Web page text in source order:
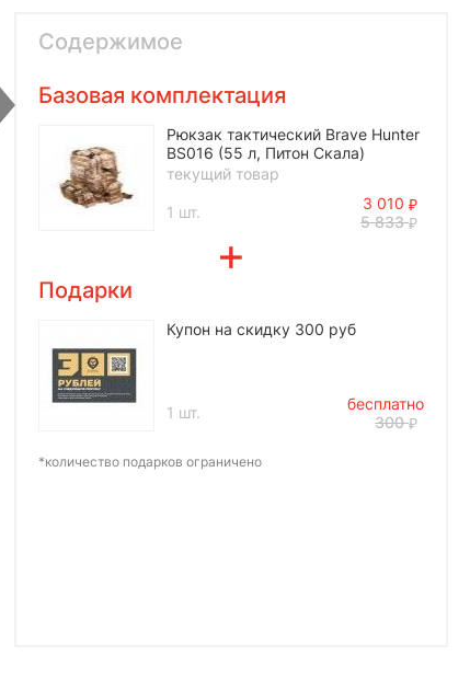
Содержимое
Базовая комплектация
Рюкзак тактический Brave Hunter
BS016 (55 л, Питон Скала)
текущий товар
1 шт.
3 010
5 833
Подарки
Купон на скидку 300 руб
1 шт.
бесплатно
300
*количество подарков ограничено